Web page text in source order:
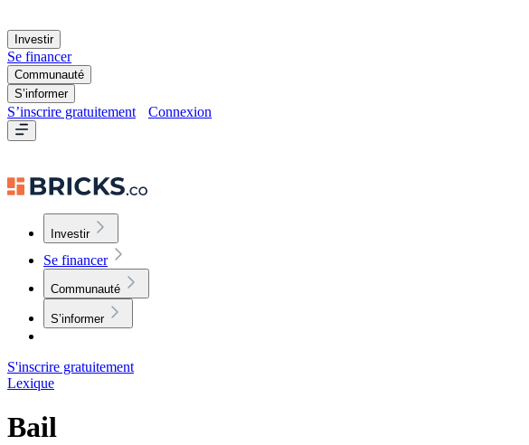
Investir
Se financer
Communauté
S’informer
S’inscrire gratuitement Connexion
Investir
Se financer
Communauté
S’informer
S'inscrire gratuitement
Lexique
Bail